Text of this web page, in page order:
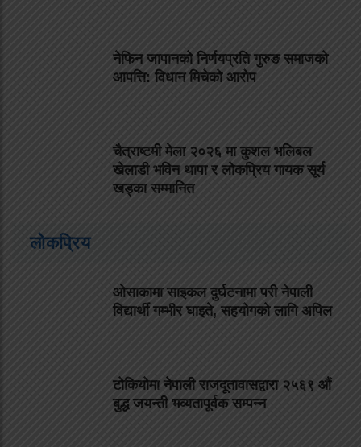
नेफिन जापानको निर्णयप्रति गुरुङ समाजको
आपत्ति: विधान मिचेको आरोप
चैत्राष्टमी मेला २०२६ मा कुशल भलिबल
खेलाडी भविन थापा र लोकप्रिय गायक सूर्य
खड्का सम्मानित
लोकप्रिय
ओसाकामा साइकल दुर्घटनामा परी नेपाली
विद्यार्थी गम्भीर घाइते, सहयोगको लागि अपिल
टोकियोमा नेपाली राजदूतावासद्वारा २५६९ औं
बुद्ध जयन्ती भव्यतापूर्वक सम्पन्न